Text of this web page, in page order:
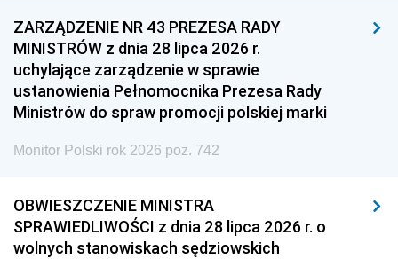
ZARZĄDZENIE NR 43 PREZESA RADY
MINISTRÓW z dnia 28 lipca 2026 r.
uchylające zarządzenie w sprawie
ustanowienia Pełnomocnika Prezesa Rady
Ministrów do spraw promocji polskiej marki
Monitor Polski rok 2026 poz. 742
OBWIESZCZENIE MINISTRA
SPRAWIEDLIWOŚCI z dnia 28 lipca 2026 r. o
wolnych stanowiskach sędziowskich